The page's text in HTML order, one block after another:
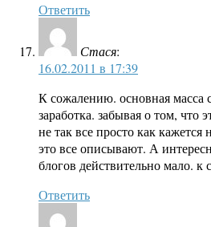
Ответить
Стася:
16.02.2011 в 17:39
К сожалению. основная масса
заработка. забывая о том, что
не так все просто как кажется
это все описывают. А
блогов действительно мало. к
Ответить